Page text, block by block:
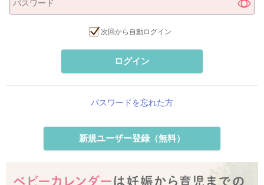
次回から自動ログイン
ログイン
パスワードを忘れた方
新規ユーザー登録（無料）